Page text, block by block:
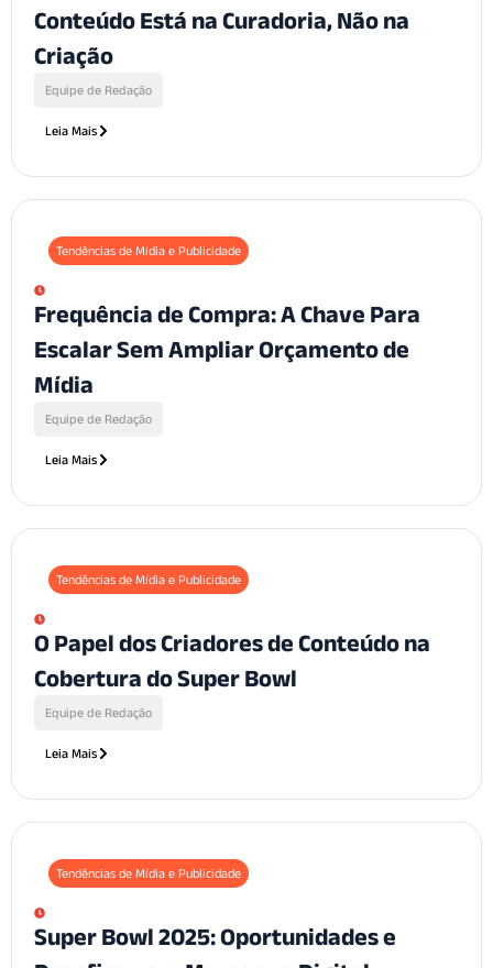
Conteúdo Está na Curadoria, Não na
Criação
Equipe de Redação
Leia Mais
Tendências de Mídia e Publicidade
Frequência de Compra: A Chave Para
Escalar Sem Ampliar Orçamento de
Mídia
Equipe de Redação
Leia Mais
Tendências de Mídia e Publicidade
O Papel dos Criadores de Conteúdo na
Cobertura do Super Bowl
Equipe de Redação
Leia Mais
Tendências de Mídia e Publicidade
Super Bowl 2025: Oportunidades e